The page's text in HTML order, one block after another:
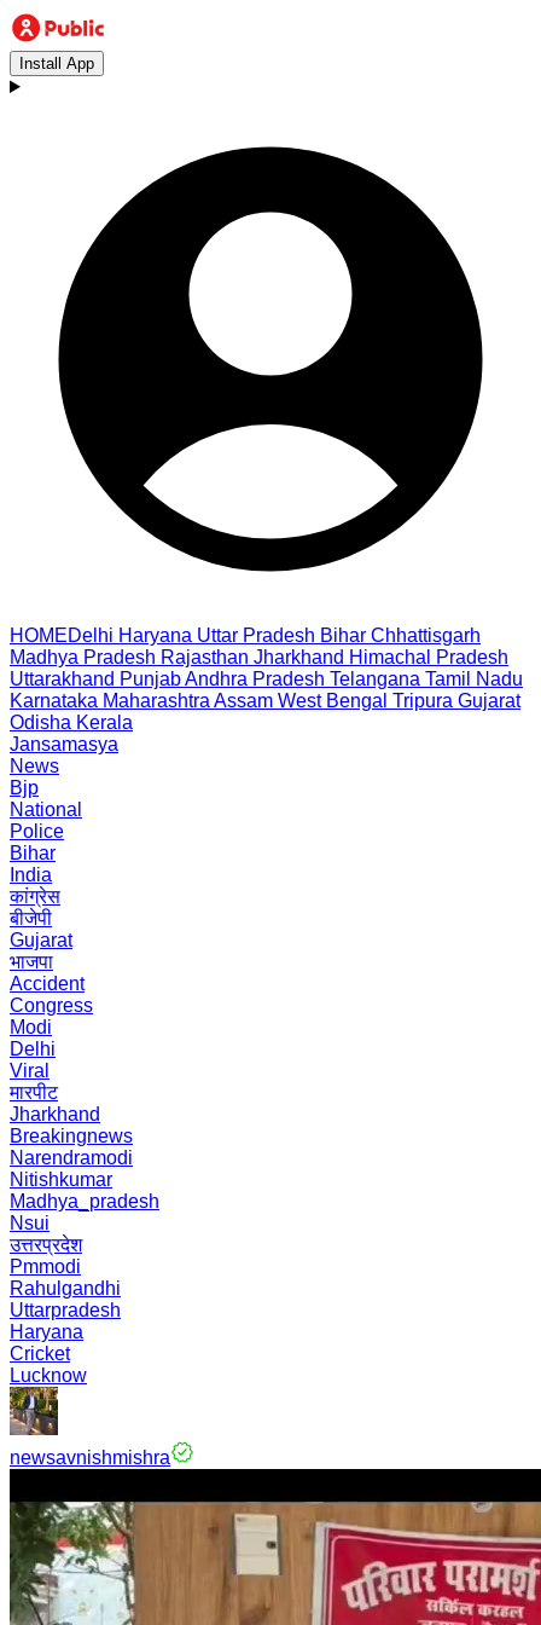
Install App
HOMEDelhi Haryana Uttar Pradesh Bihar Chhattisgarh
Madhya Pradesh Rajasthan Jharkhand Himachal Pradesh
Uttarakhand PunjabAndhra Pradesh Telangana Tamil Nadu
Karnataka Maharashtra Assam West Bengal Tripura Gujarat
Odisha Kerala
Jansamasya
News
Bjp
National
Police
Bihar
India
कांग्रेस
बीजेपी
Gujarat
भाजपा
Accident
Congress
Modi
Delhi
Viral
मारपीट
Jharkhand
Breakingnews
Narendramodi
Nitishkumar
Madhya_pradesh
Nsui
उत्तरप्रदेश
Pmmodi
Rahulgandhi
Uttarpradesh
Haryana
Cricket
Lucknow
newsavnishmishra